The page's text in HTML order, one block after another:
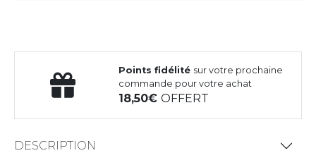
Points fidélité sur votre prochaine
commande pour votre achat
18,50OFFERT
DESCRIPTION